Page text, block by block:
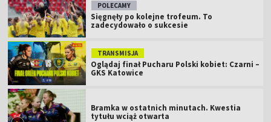
POLECAMY
Sięgnęły po kolejne trofeum. To
zadecydowało o sukcesie
TRANSMISJA
Oglądaj finał Pucharu Polski kobiet: Czarni –
GKS Katowice
Bramka w ostatnich minutach. Kwestia
tytułu wciąż otwarta